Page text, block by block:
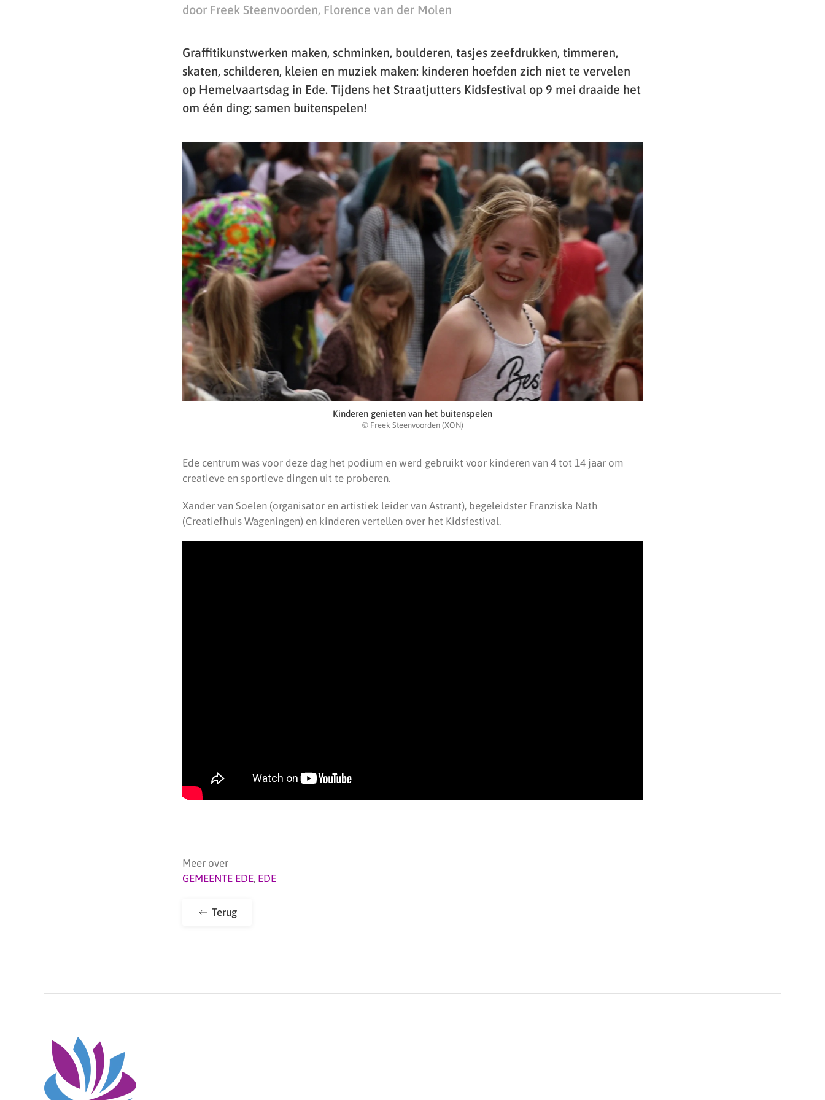
door Freek Steenvoorden, Florence van der Molen
Graffitikunstwerken maken, schminken, boulderen, tasjes zeefdrukken, timmeren,
skaten, schilderen, kleien en muziek maken: kinderen hoefden zich niet te vervelen
op Hemelvaartsdag in Ede. Tijdens het Straatjutters Kidsfestival op 9 mei draaide het
om één ding; samen buitenspelen!
Kinderen genieten van het buitenspelen
© Freek Steenvoorden (XON)
Ede centrum was voor deze dag het podium en werd gebruikt voor kinderen van 4 tot 14 jaar om
creatieve en sportieve dingen uit te proberen.
Xander van Soelen (organisator en artistiek leider van Astrant), begeleidster Franziska Nath
(Creatiefhuis Wageningen) en kinderen vertellen over het Kidsfestival.
Meer over
GEMEENTE EDE, EDE
Terug